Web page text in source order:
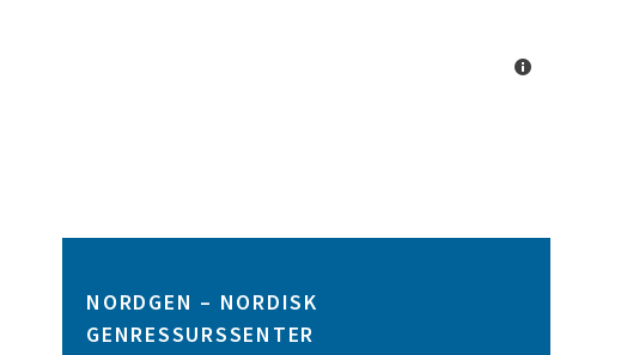
NORDGEN – NORDISK
GENRESSURSSENTER